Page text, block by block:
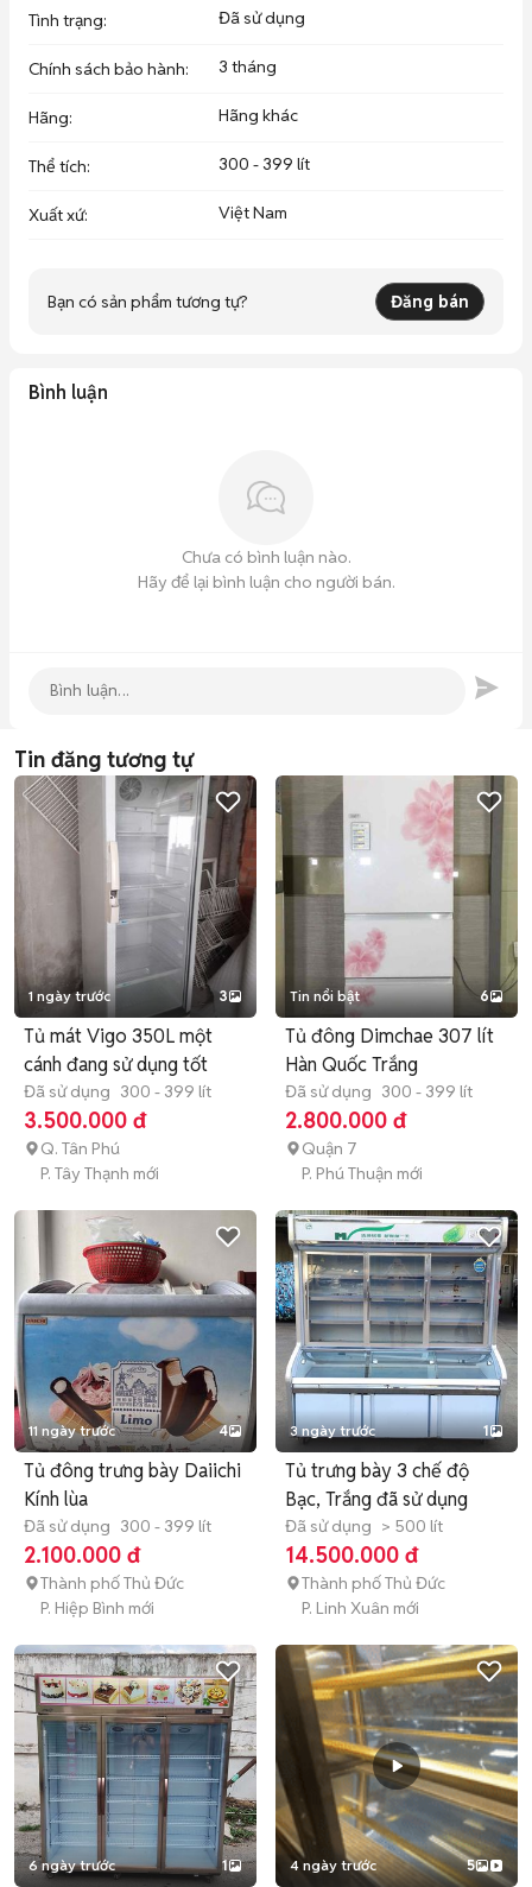
Tình trạng: Đã sử dụng
Chính sách bảo hành: 3 tháng
Hãng: Hãng khác
Thể tích: 300 - 399 lít
Xuất xứ: Việt Nam
Bạn có sản phẩm tương tự? Đăng bán
Bình luận
Chưa có bình luận nào.
Hãy để lại bình luận cho người bán.
Tin đăng tương tự
1 ngày trước 3
Tủ mát Vigo 350L một
cánh đang sử dụng tốt
Đã sử dụng 300 - 399 lít
3.500.000 đ
Q. Tân Phú
P. Tây Thạnh mới
Tin nổi bật 6
Tủ đông Dimchae 307 lít
Hàn Quốc Trắng
Đã sử dụng 300 - 399 lít
2.800.000 đ
Quận 7
P. Phú Thuận mới
11 ngày trước 4
Tủ đông trưng bày Daiichi
Kính lùa
Đã sử dụng 300 - 399 lít
2.100.000 đ
Thành phố Thủ Đức
P. Hiệp Bình mới
3 ngày trước 1
Tủ trưng bày 3 chế độ
Bạc, Trắng đã sử dụng
Đã sử dụng > 500 lít
14.500.000 đ
Thành phố Thủ Đức
P. Linh Xuân mới
6 ngày trước 1 4 ngày trước 5